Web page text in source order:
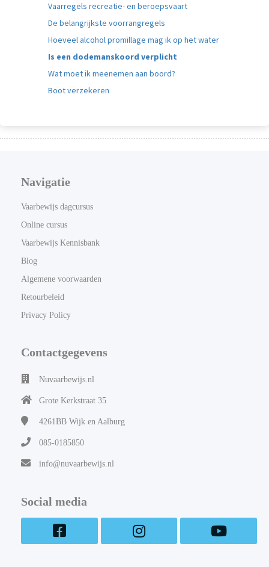
Vaarregels recreatie- en beroepsvaart
De belangrijkste voorrangregels
Hoeveel alcohol promillage mag ik op het water
Is een dodemanskoord verplicht
Wat moet ik meenemen aan boord?
Boot verzekeren
Navigatie
Vaarbewijs dagcursus
Online cursus
Vaarbewijs Kennisbank
Blog
Algemene voorwaarden
Retourbeleid
Privacy Policy
Contactgegevens
Nuvaarbewijs.nl
Grote Kerkstraat 35
4261BB Wijk en Aalburg
085-0185850
info@nuvaarbewijs.nl
Social media